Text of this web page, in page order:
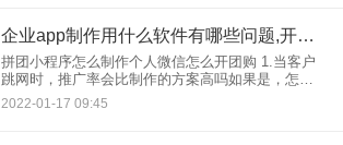
企业app制作用什么软件有哪些问题,开发app需要注意哪些问题
拼团小程序怎么制作个人微信怎么开团购 1.当客户
跳网时，推广率会比制作的方案高吗如果是，怎么
做？ 2.教育机构、拼团和小程序？哪个更好 一个网
站是制作，里面包含了很多工作，其中的程序包括
2022-01-17 09:45